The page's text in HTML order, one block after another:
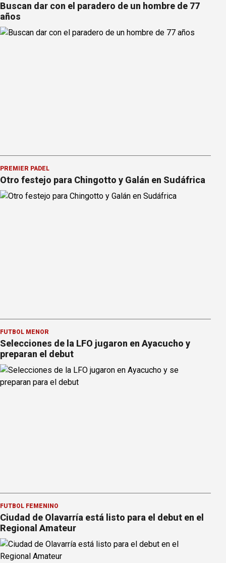
Buscan dar con el paradero de un hombre de 77
años
PREMIER PÁDEL
Otro festejo para Chingotto y Galán en Sudáfrica
FÚTBOL MENOR
Selecciones de la LFO jugaron en Ayacucho y
preparan el debut
FÚTBOL FEMENINO
Ciudad de Olavarría está listo para el debut en el
Regional Amateur